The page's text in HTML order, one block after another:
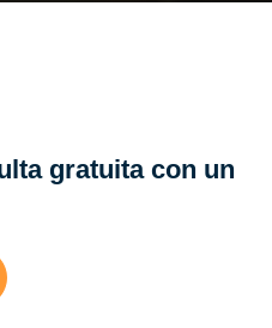
gratuita con un